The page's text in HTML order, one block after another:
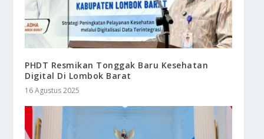
PHDT Resmikan Tonggak Baru Kesehatan
Digital Di Lombok Barat
16 Agustus 2025